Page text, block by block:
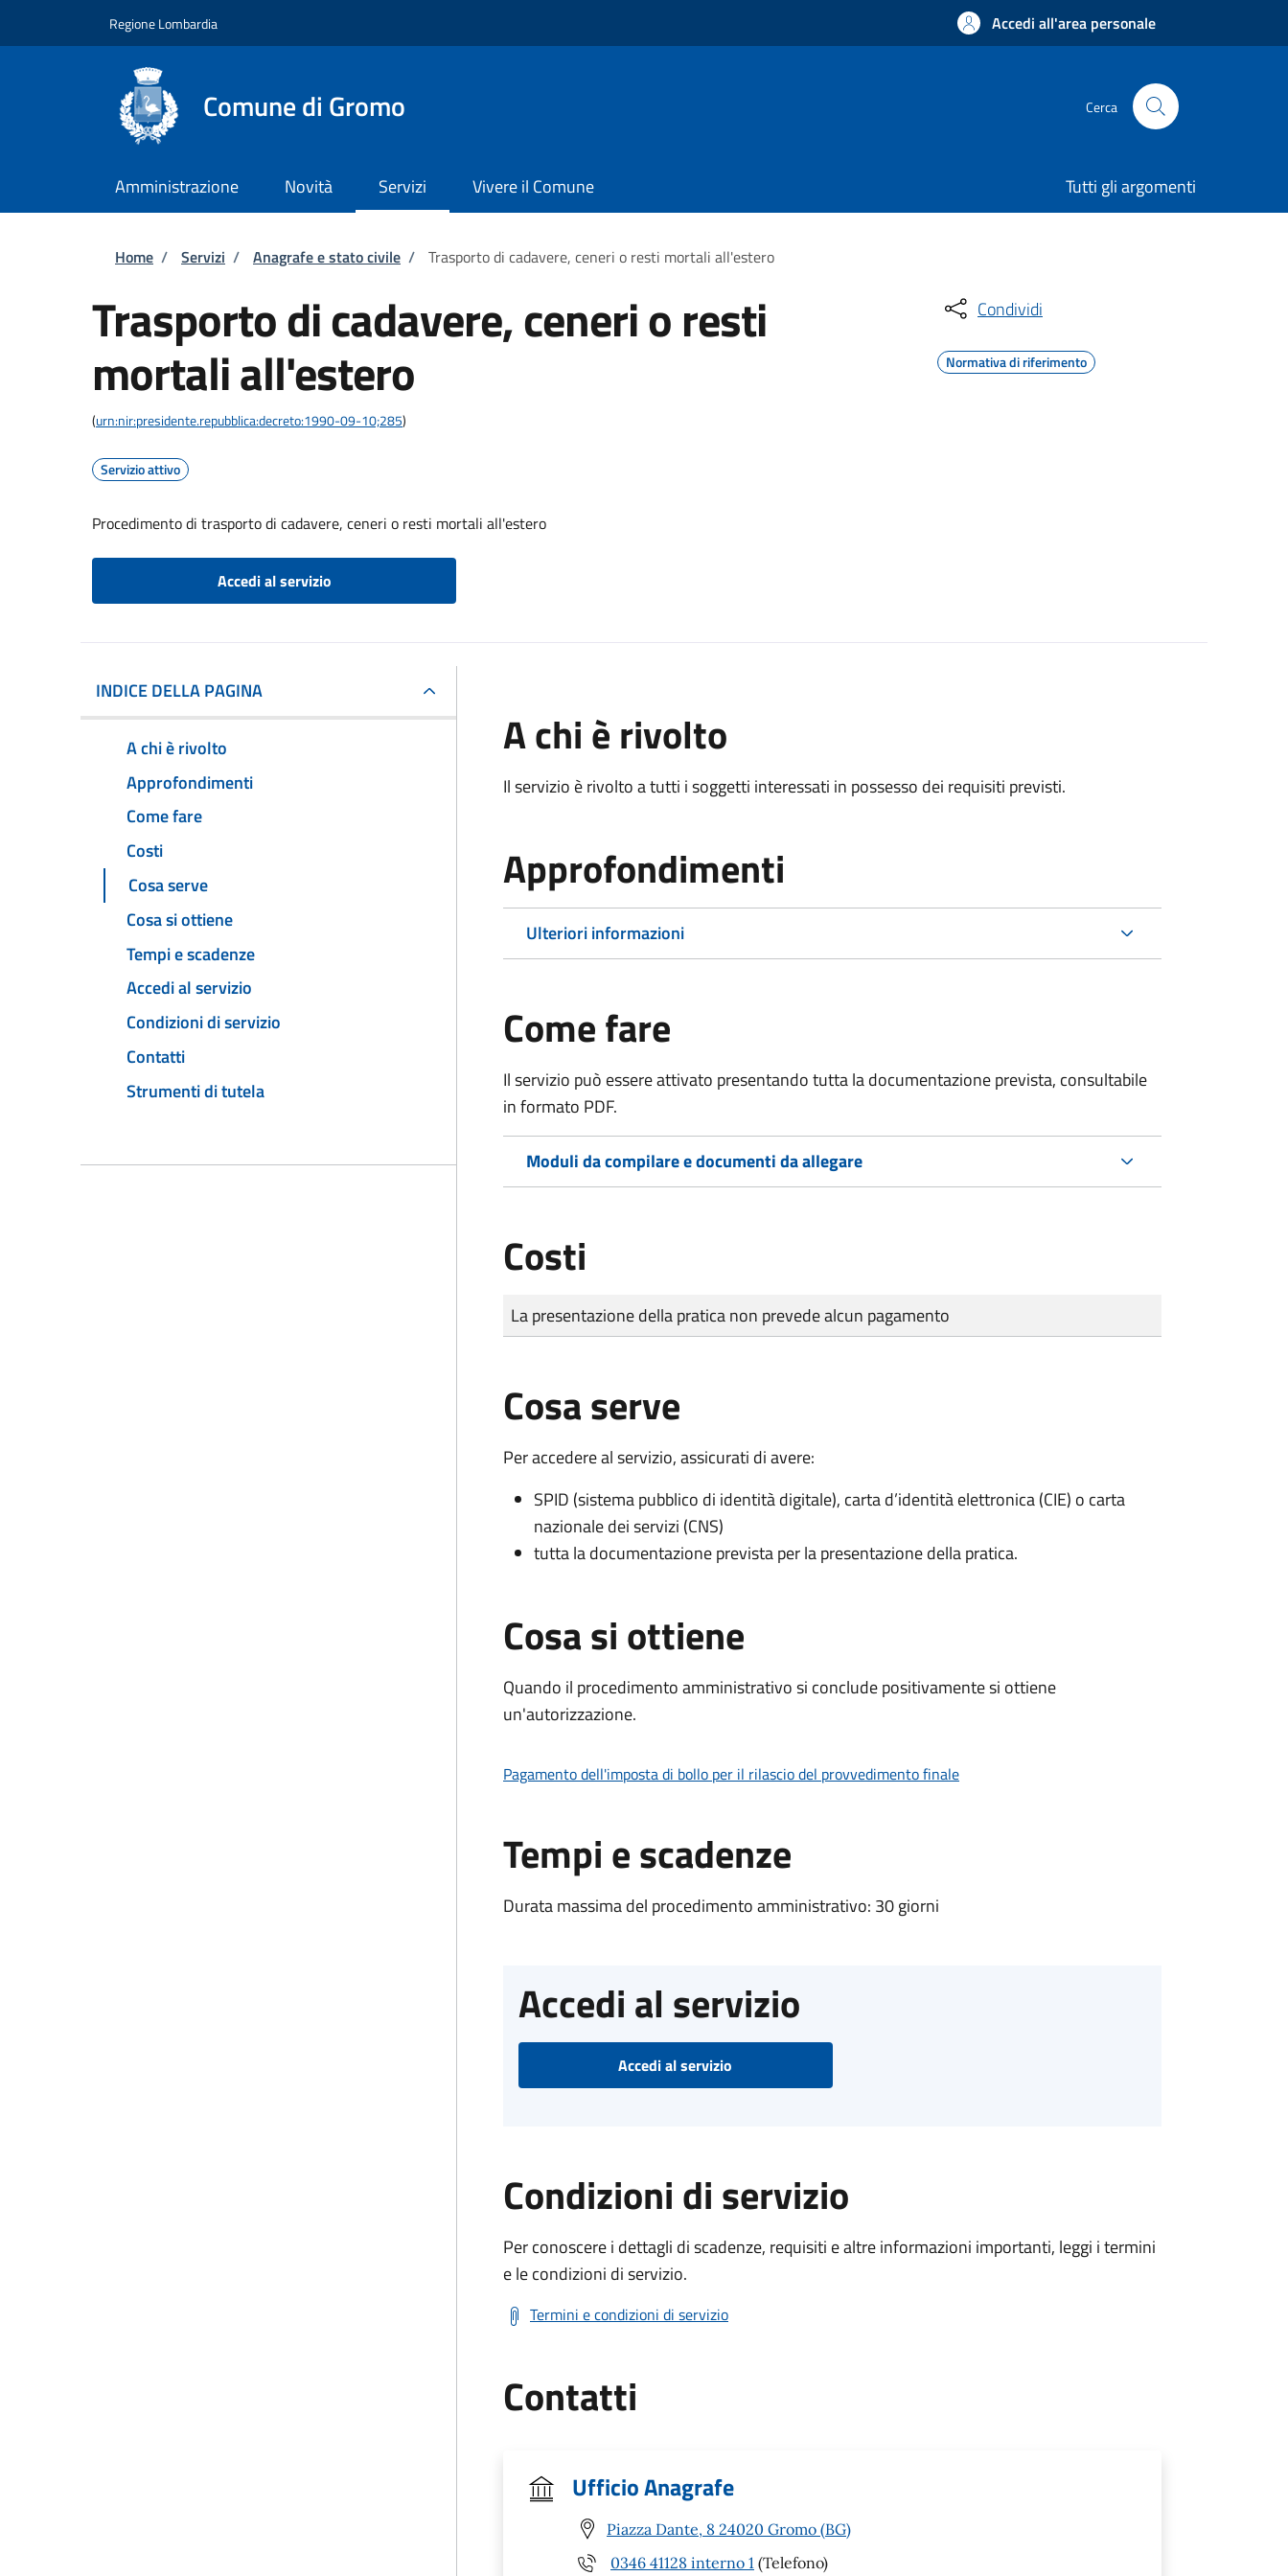
Regione Lombardia Accedi all'area personale
Comune di Gromo Cerca
Amministrazione Novità Servizi Vivere il Comune Tutti gli argomenti
Briciole di pane
Home / Servizi / Anagrafe e stato civile / Trasporto di cadavere, ceneri o resti mortali all'estero
Trasporto di cadavere, ceneri o resti
mortali all'estero
(urn:nir:presidente.repubblica:decreto:1990-09-10;285)
Servizio attivo
Procedimento di trasporto di cadavere, ceneri o resti mortali all'estero
Accedi al servizio
Condividi
Normativa di riferimento
INDICE DELLA PAGINA
A chi è rivolto
Approfondimenti
Come fare
Costi
Cosa serve
Cosa si ottiene
Tempi e scadenze
Accedi al servizio
Condizioni di servizio
Contatti
Strumenti di tutela
A chi è rivolto
Il servizio è rivolto a tutti i soggetti interessati in possesso dei requisiti previsti.
Approfondimenti
Ulteriori informazioni
Come fare
Il servizio può essere attivato presentando tutta la documentazione prevista, consultabile
in formato PDF.
Moduli da compilare e documenti da allegare
Costi
Tipo di pagamento
Importo
La presentazione della pratica non prevede alcun pagamento
Cosa serve
Per accedere al servizio, assicurati di avere:
SPID (sistema pubblico di identità digitale), carta d’identità elettronica (CIE) o carta
nazionale dei servizi (CNS)
tutta la documentazione prevista per la presentazione della pratica.
Cosa si ottiene
Quando il procedimento amministrativo si conclude positivamente si ottiene
un'autorizzazione.
Pagamento dell'imposta di bollo per il rilascio del provvedimento finale
Tempi e scadenze
Durata massima del procedimento amministrativo: 30 giorni
Accedi al servizio
Accedi al servizio
Condizioni di servizio
Per conoscere i dettagli di scadenze, requisiti e altre informazioni importanti, leggi i termini
e le condizioni di servizio.
Termini e condizioni di servizio
Contatti
Ufficio Anagrafe
Piazza Dante, 8 24020 Gromo (BG)
0346 41128 interno 1 (Telefono)